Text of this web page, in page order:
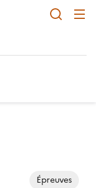
Épreuves